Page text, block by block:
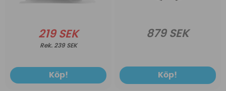
219 SEK
239 SEK
Köp!
879 SEK
Köp!